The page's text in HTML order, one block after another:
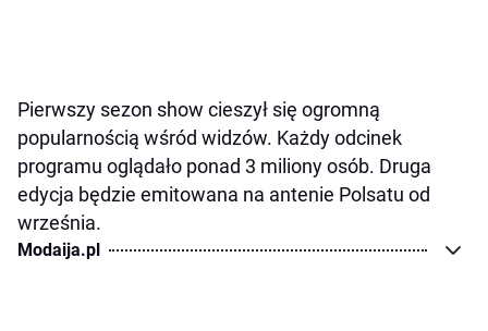
Pierwszy sezon show cieszył się ogromną
popularnością wśród widzów. Każdy odcinek
programu oglądało ponad 3 miliony osób. Druga
edycja będzie emitowana na antenie Polsatu od
września.
Modaija.pl